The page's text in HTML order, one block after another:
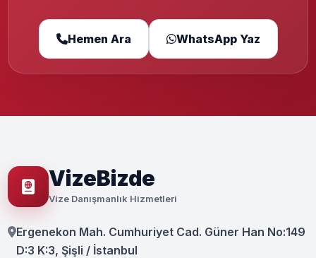
Hemen Ara WhatsApp Yaz
VizeBizde
Vize Danışmanlık Hizmetleri
Ergenekon Mah. Cumhuriyet Cad. Güner Han No:149
D:3 K:3, Şişli / İstanbul